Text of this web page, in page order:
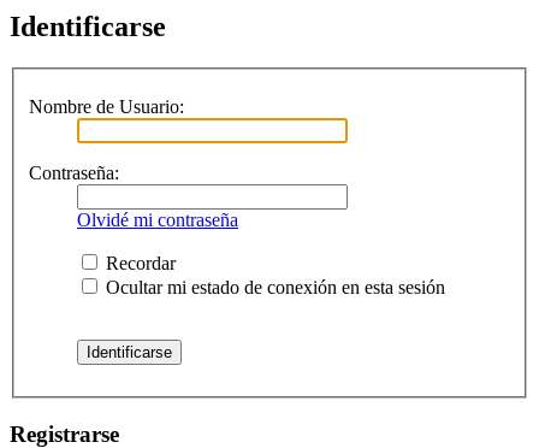
Identificarse
Nombre de Usuario:
Contraseña:
Olvidé mi contraseña
Recordar
Ocultar mi estado de conexión en esta sesión
Registrarse